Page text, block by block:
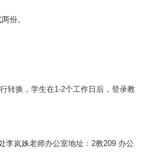
份。
转换，学生在1-2个工作日后，登录教
李岚姝老师办公室地址：2教209 办公